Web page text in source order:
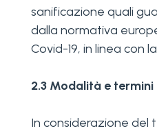
sanificazione quali
dalla normativa
Covid-19, in linea con
2.3 Modalità e
In considerazione del